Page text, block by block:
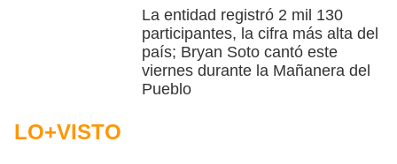
La entidad registró 2 mil 130
participantes, la cifra más alta del
país; Bryan Soto cantó este
viernes durante la Mañanera del
Pueblo
LO+VISTO